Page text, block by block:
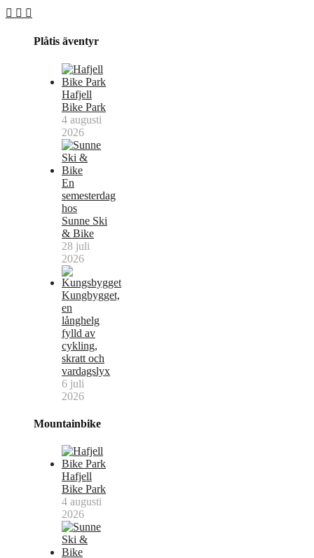
Plåtis äventyr
Hafjell
Bike Park
4 augusti
2026
En
semesterdag
hos
Sunne Ski
& Bike
28 juli
2026
Kungbygget,
en
långhelg
fylld av
cykling,
skratt och
vardagslyx
6 juli
2026
Mountainbike
Hafjell
Bike Park
4 augusti
2026